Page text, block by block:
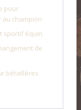
pour
au champion
sportif équin
de
bétaillères